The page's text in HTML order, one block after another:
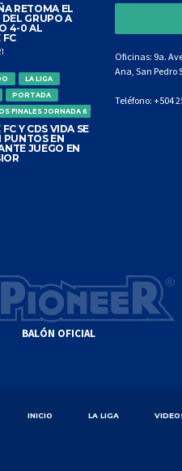
RETOMA EL
GRUPO A
4-0 AL
FC
LA LIGA
PORTADA
FINALES JORNADA 6 TORNEO CLAUSURA
Y CDS VIDA SE
PUNTOS EN
JUEGO EN
Oficinas: 9a.
Ana, San
Teléfono: +504
BALÓN OFICIAL
INICIO LA LIGA